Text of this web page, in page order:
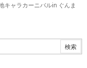
キャラカーニバルin ぐんま